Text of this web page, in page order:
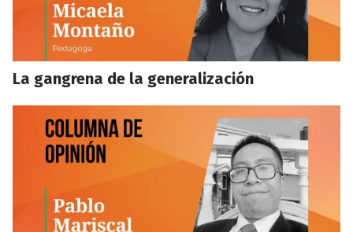
La gangrena de la generalización